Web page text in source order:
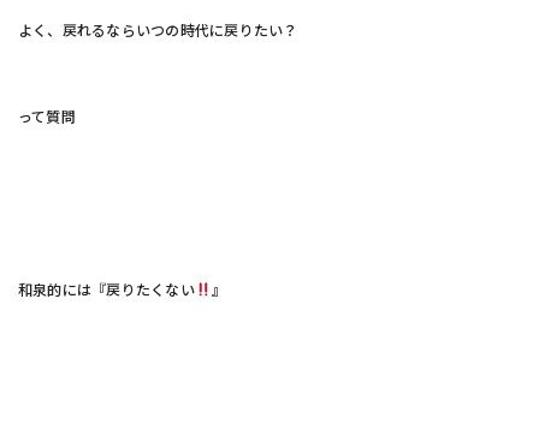
よく、戻れるならいつの時代に戻りたい？
って質問
和泉的には『戻りたくない 』